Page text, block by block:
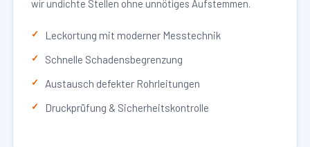
wir undichte Stellen ohne unnötiges Aufstemmen.
Leckortung mit moderner Messtechnik
Schnelle Schadensbegrenzung
Austausch defekter Rohrleitungen
Druckprüfung & Sicherheitskontrolle